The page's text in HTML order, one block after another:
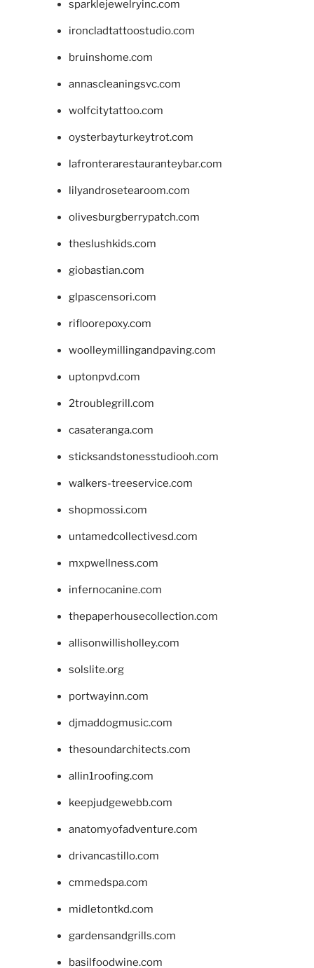
sparklejewelryinc.com
ironcladtattoostudio.com
bruinshome.com
annascleaningsvc.com
wolfcitytattoo.com
oysterbayturkeytrot.com
lafronterarestauranteybar.com
lilyandrosetearoom.com
olivesburgberrypatch.com
theslushkids.com
giobastian.com
glpascensori.com
rifloorepoxy.com
woolleymillingandpaving.com
uptonpvd.com
2troublegrill.com
casateranga.com
sticksandstonesstudiooh.com
walkers-treeservice.com
shopmossi.com
untamedcollectivesd.com
mxpwellness.com
infernocanine.com
thepaperhousecollection.com
allisonwillisholley.com
solslite.org
portwayinn.com
djmaddogmusic.com
thesoundarchitects.com
allin1roofing.com
keepjudgewebb.com
anatomyofadventure.com
drivancastillo.com
cmmedspa.com
midletontkd.com
gardensandgrills.com
basilfoodwine.com